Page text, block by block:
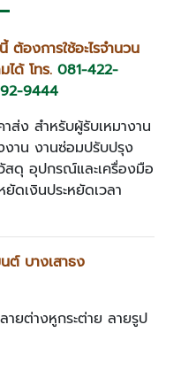
ต้องการใช้อะไรจำนวน
ได้ โทร. 081-422-
9444
ส่ง สำหรับผู้รับเหมางาน
งาน งานซ่อมปรับปรุง
สดุ อุปกรณ์และเครื่องมือ
ดเงินประหยัดเวลา
ต์ บางเสาธง
ยต่างหูกระต่าย ลายรูป